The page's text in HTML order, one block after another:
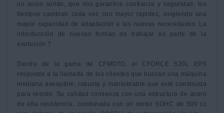
un socio sólido, que nos garantice confianza y seguridad, los
tiempos cambian cada vez con mayor rapidez, exigiendo una
mayor capacidad de adaptación a las nuevas necesidades. La
introducción de nuevas formas de trabajar es parte de la
evolución.?
Dentro de la gama de CFMOTO, el CFORCE 520L EPS
responde a la llamada de los clientes que buscan una máquina
mediana asequible, robusta y maniobrable que esté construida
para resistir. Su calidad comienza con una estructura de acero
de alta resistencia, combinada con un motor SOHC de 500 cc